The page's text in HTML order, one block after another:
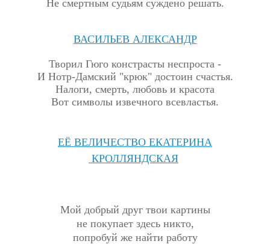
Не смертным судьям суждено решать.
ВАСИЛЬЕВ АЛЕКСАНДР
Творил Гюго констрасты неспроста -
И Нотр-Дамский "крюк" достоин счастья.
Налоги, смерть, любовь и красота
Вот символы извечного всевластья.
ЕЁ ВЕЛИЧЕСТВО ЕКАТЕРИНА
КРОЛЛЯНДСКАЯ
Мой добрый друг твои картины
не покупает здесь никто,
попробуй же найти работу